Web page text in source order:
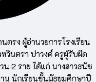
รง ผู้อำนวยการโรงเรียน
วินตรา ปาวงค์ ครูผู้รับผิด
2 ราย ได้แก่ นางสาวธนัช
าน นักเรียนชั้นมัธยมศึกษาปี